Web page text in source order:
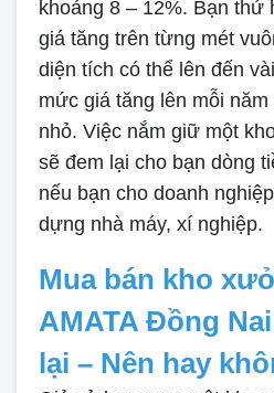
khoảng 8 – 12%. Bạn thử
giá tăng trên từng mét
diện tích có thể lên đến
mức giá tăng lên mỗi
nhỏ. Việc nắm giữ một
sẽ đem lại cho bạn dòng
nếu bạn cho doanh
dựng nhà máy, xí nghiệp.
Mua bán kho
AMATA Đồng
lại – Nên hay